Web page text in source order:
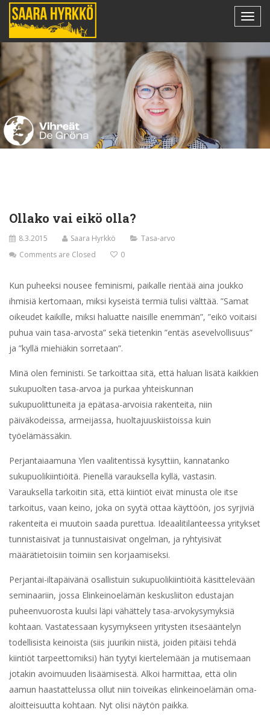
Ollako vai eikö olla?
8.3.2015 Saara Hyrkkö
Tasa-arvo
Comments are Closed
0
Kun puheeksi nousee feminismi, paikalle rientää aina joukko
ihmisiä kertomaan, miksi kyseistä termiä tulisi välttää. ”Samat
oikeudet kaikille, miksi haluatte naisille enemmän”, ”eikö voitaisi
puhua vain tasa-arvosta” sekä tietenkin ”entäs asevelvollisuus”
ja ”kyllä miehiäkin sorretaan”.
Minä olen feministi. Se tarkoittaa sitä, että haluan lisätä kaikkien
sukupuolten tasa-arvoa ja purkaa yhteiskunnan
sukupuolittuneita ja epätasa-arvoisia rakenteita, niin
päiväkodeissa, armeijassa, huoltajuuskiistoissa kuin
työelämässäkin.
Perjantaiaamuna Ylen vaalitentissä kysyttiin, kannatanko
sukupuolikiintiöitä. Pienellä varauksella kyllä, vastasin.
Varauksella tarkoitin sitä, että kiintiöt eivät minusta ole itse
tarkoitus, vaan keino, joka on syytä ottaa käyttöön, jos syrjiviä
rakenteita ei muutoin saada purettua. Ideaalitilanteessa yritykset
tunnistaisivat ja tunnustaisivat ongelman, ja ryhtyisivät
määrätietoisiin toimiin sen korjaamiseksi.
Perjantai-iltapäivänä osallistuin sukupuolikiintiöitä käsittelevään
seminaariin, jossa Elinkeinoelämän keskusliiton edustajan
puheenvuorosta kuulsi läpi vähättely tasa-arvokysymyksiä
kohtaan. Vastatessaan kysymykseen yritysten itsesääntelyn
todellisista keinoista (siis juurikin niistä, joiden pitäisi tehdä
kiintiöt tarpeettomiksi) hän tyytyi kiertelemään ja mutisemaan
jotakin avoimuuden lisäämisestä. Alkoi harmittaa, että olin
aamun haastattelussa ollut niin toiveikas elinkeinoelämän oma-
aloitteisuutta kohtaan. Nyt olisi näytön paikka.